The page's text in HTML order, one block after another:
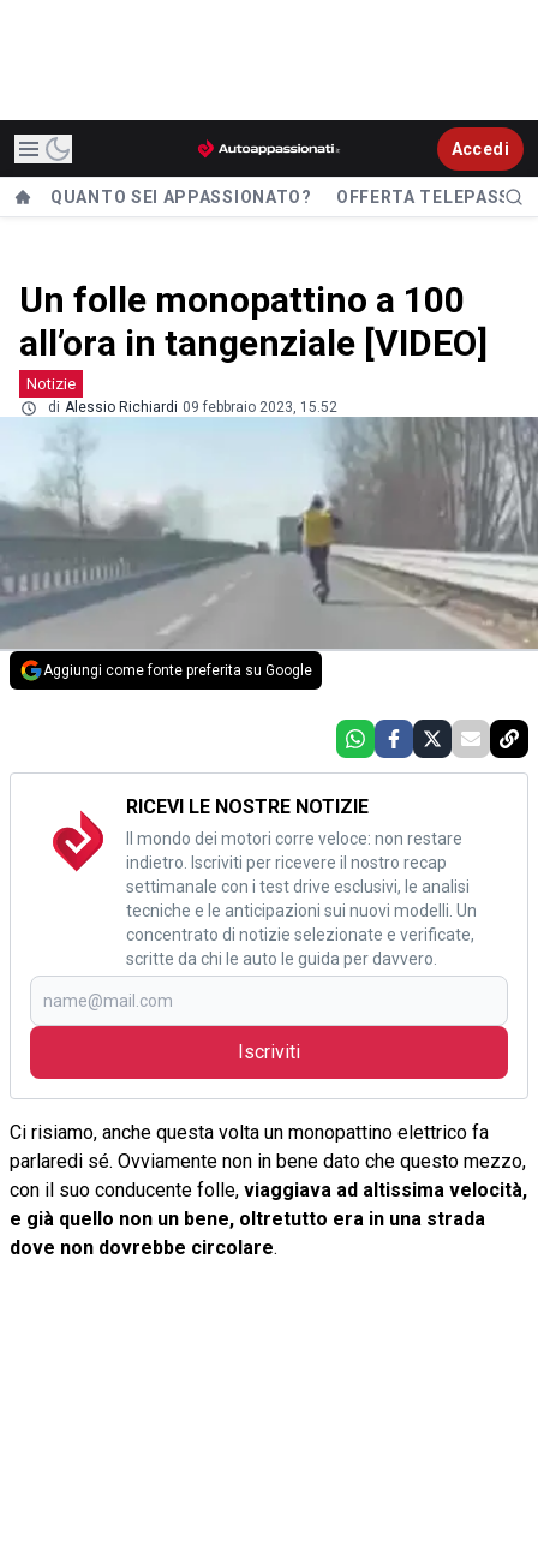
Accedi
QUANTO SEI APPASSIONATO? OFFERTA TELEPASS
Un folle monopattino a 100
all’ora in tangenziale [VIDEO]
Notizie
di Alessio Richiardi 09 febbraio 2023, 15.52
Aggiungi come fonte preferita su Google
RICEVI LE NOSTRE NOTIZIE
Il mondo dei motori corre veloce: non restare
indietro. Iscriviti per ricevere il nostro recap
settimanale con i test drive esclusivi, le analisi
tecniche e le anticipazioni sui nuovi modelli. Un
concentrato di notizie selezionate e verificate,
scritte da chi le auto le guida per davvero.
Iscriviti
Ci risiamo, anche questa volta un monopattino elettrico fa
parlaredi sé. Ovviamente non in bene dato che questo mezzo,
con il suo conducente folle, viaggiava ad altissima velocità,
e già quello non un bene, oltretutto era in una strada
dove non dovrebbe circolare.